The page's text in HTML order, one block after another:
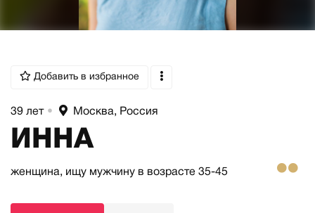
Добавить в избранное
39 лет • Москва, Россия
ИННА
женщина, ищу мужчину в возрасте 35-45